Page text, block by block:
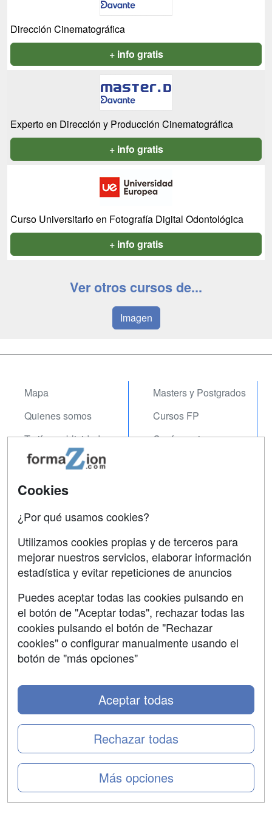
Dirección Cinematográfica
+ info gratis
Experto en Dirección y Producción Cinematográfica
+ info gratis
Curso Universitario en Fotografía Digital Odontológica
+ info gratis
Ver otros cursos de...
Imagen
Mapa
Quienes somos
Tarifas publicidad
Acceso Usuarios
Acceso Centros
Masters y Postgrados
Cursos FP
Conferencias
Contactar
Confidencialidad
Aviso legal
Copyleft
Cookies
¿Por qué usamos cookies?
Utilizamos cookies propias y de terceros para
mejorar nuestros servicios, elaborar información
estadística y evitar repeticiones de anuncios
Puedes aceptar todas las cookies pulsando en
el botón de "Aceptar todas", rechazar todas las
cookies pulsando el botón de "Rechazar
cookies" o configurar manualmente usando el
botón de "más opciones"
Más opciones
Rechazar todas
Aceptar todas